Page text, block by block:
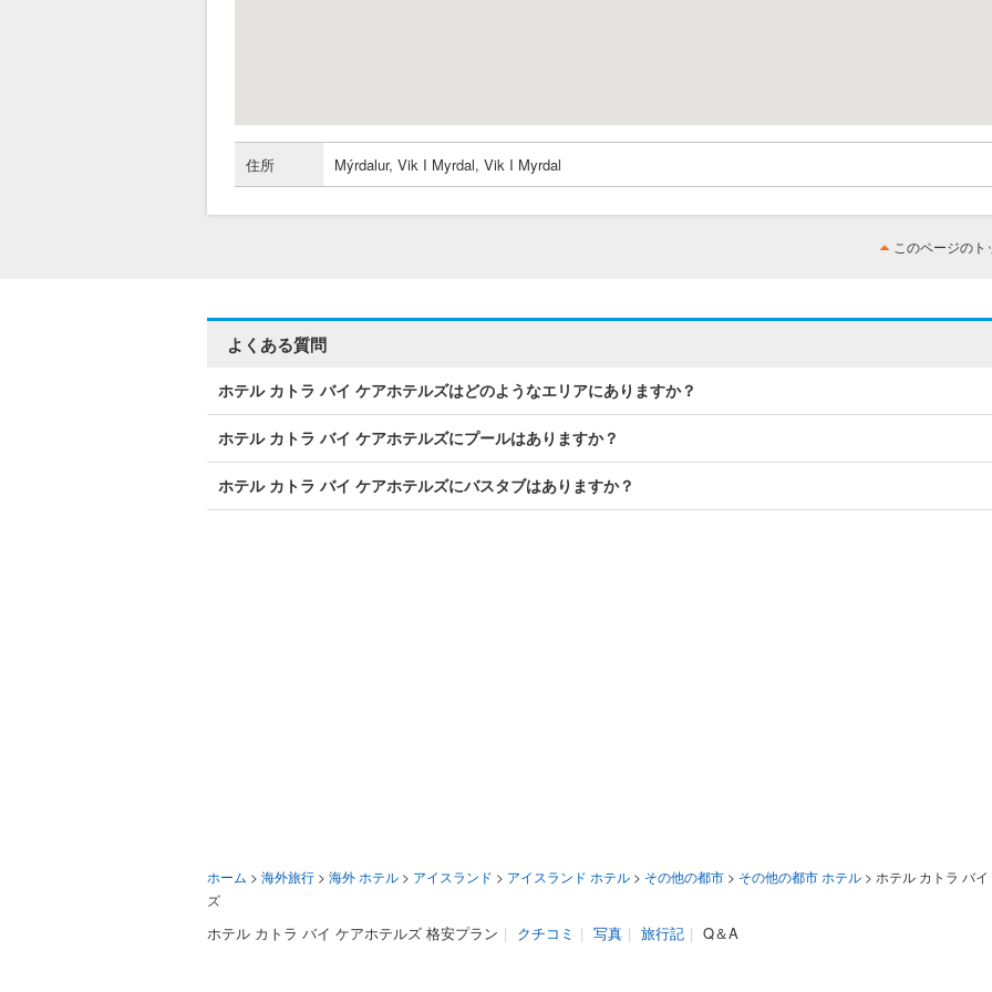
住所 Mýrdalur, Vik I Myrdal, Vik I Myrdal
このページのト
よくある質問
ホテル カトラ バイ ケアホテルズはどのようなエリアにありますか？
ホテル カトラ バイ ケアホテルズにプールはありますか？
ホテル カトラ バイ ケアホテルズにバスタブはありますか？
ホーム > 海外旅行 > 海外 ホテル > アイスランド > アイスランド ホテル > その他の都市 > その他の都市 ホテル > ホテル カトラ バ
ズ
ホテル カトラ バイ ケアホテルズ 格安プラン | クチコミ | 写真 | 旅行記 | Q＆A